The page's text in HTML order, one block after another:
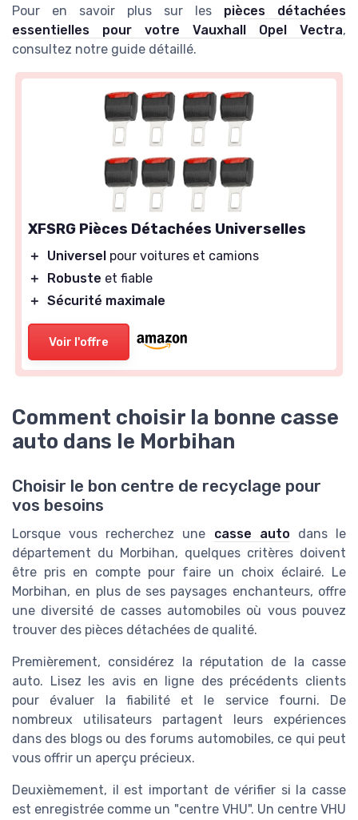
Pour en savoir plus sur les pièces détachées
essentielles pour votre Vauxhall Opel Vectra,
consultez notre guide détaillé.
XFSRG Pièces Détachées Universelles
＋ Universel pour voitures et camions
＋
Robuste et fiable
＋ Sécurité maximale
Voir l'offre
Comment choisir la bonne casse
auto dans le Morbihan
Choisir le bon centre de recyclage pour
vos besoins
Lorsque vous recherchez une casse auto dans le
département du Morbihan, quelques critères doivent
être pris en compte pour faire un choix éclairé. Le
Morbihan, en plus de ses paysages enchanteurs, offre
une diversité de casses automobiles où vous pouvez
trouver des pièces détachées de qualité.
Premièrement, considérez la réputation de la casse
auto. Lisez les avis en ligne des précédents clients
pour évaluer la fiabilité et le service fourni. De
nombreux utilisateurs partagent leurs expériences
dans des blogs ou des forums automobiles, ce qui peut
vous offrir un aperçu précieux.
Deuxièmement, il est important de vérifier si la casse
est enregistrée comme un "centre VHU". Un centre VHU